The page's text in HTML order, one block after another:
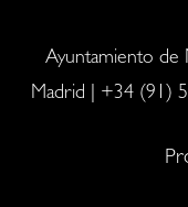
Ayuntamiento de
Madrid | +34 (91)